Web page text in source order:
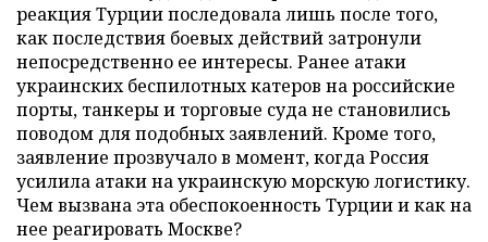
реакция Турции последовала лишь после того,
как последствия боевых действий затронули
непосредственно ее интересы. Ранее атаки
украинских беспилотных катеров на российские
порты, танкеры и торговые суда не становились
поводом для подобных заявлений. Кроме того,
заявление прозвучало в момент, когда Россия
усилила атаки на украинскую морскую логистику.
Чем вызвана эта обеспокоенность Турции и как на
нее реагировать Москве?